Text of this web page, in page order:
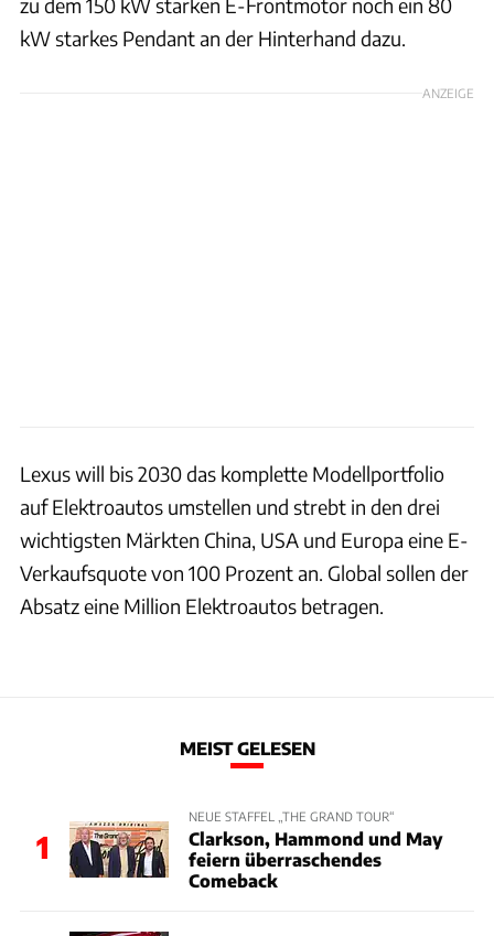
kW starkes Pendant an der Hinterhand dazu.
ANZEIGE
Lexus will bis 2030 das komplette Modellportfolio
auf Elektroautos umstellen und strebt in den drei
wichtigsten Märkten China, USA und Europa eine E-
Verkaufsquote von 100 Prozent an. Global sollen der
Absatz eine Million Elektroautos betragen.
MEIST GELESEN
1
NEUE STAFFEL „THE GRAND TOUR“
Clarkson, Hammond und May
feiern überraschendes
Comeback